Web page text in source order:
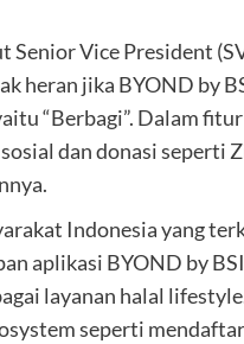
Senior Vice President
heran jika BYOND by
“Berbagi”. Dalam
dan donasi seperti
Indonesia yang
aplikasi BYOND by
layanan halal
seperti